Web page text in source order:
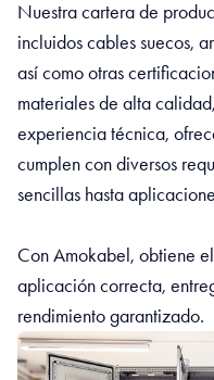
Nuestra cartera de
incluidos cables suecos,
así como otras
materiales de alta
experiencia técnica,
cumplen con diversos
sencillas hasta
Con Amokabel, obtiene
aplicación correcta,
rendimiento garantizado.